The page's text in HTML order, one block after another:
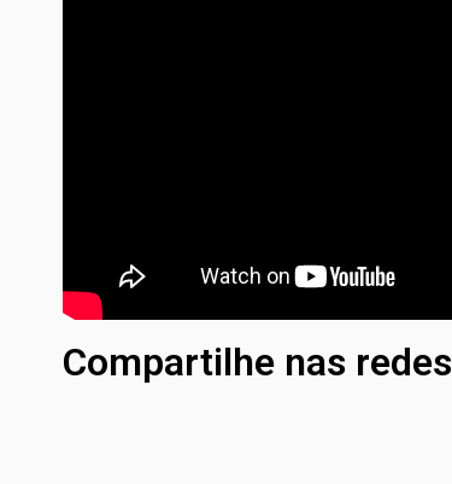
Compartilhe nas redes